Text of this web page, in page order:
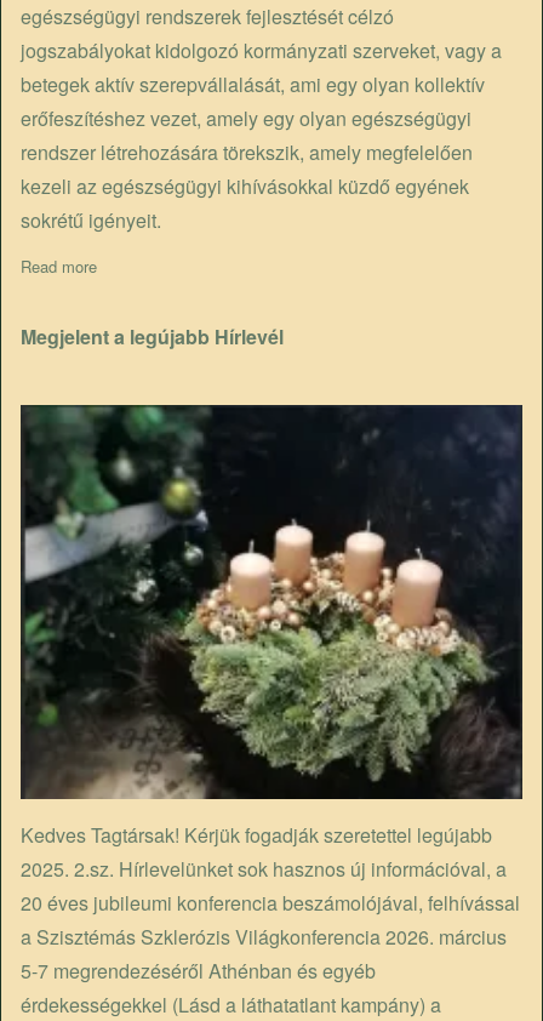
egészségügyi rendszerek fejlesztését célzó
jogszabályokat kidolgozó kormányzati szerveket, vagy a
betegek aktív szerepvállalását, ami egy olyan kollektív
erőfeszítéshez vezet, amely egy olyan egészségügyi
rendszer létrehozására törekszik, amely megfelelően
kezeli az egészségügyi kihívásokkal küzdő egyének
sokrétű igényeit.
Read more
Megjelent a legújabb Hírlevél
Kedves Tagtársak! Kérjük fogadják szeretettel legújabb
2025. 2.sz. Hírlevelünket sok hasznos új információval, a
20 éves jubileumi konferencia beszámolójával, felhívással
a Szisztémás Szklerózis Világkonferencia 2026. március
5-7 megrendezéséről Athénban és egyéb
érdekességekkel (Lásd a láthatatlant kampány) a